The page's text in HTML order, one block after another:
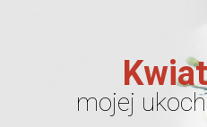
mojej